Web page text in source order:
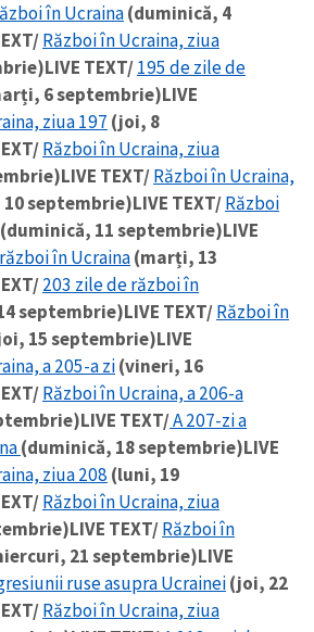
SUSȚINE
în Ucraina(duminică, 4
Război în Ucraina, ziua
LIVE TEXT/195 de zile de
6 septembrie)LIVE
ziua 197 (joi, 8
Război în Ucraina, ziua
LIVE TEXT/Război în Ucraina,
septembrie)LIVE TEXT/Război
(duminică, 11 septembrie)LIVE
în Ucraina(marți, 13
203 zile de război în
septembrie)LIVE TEXT/Război în
15 septembrie)LIVE
a 205-a zi(vineri, 16
Război în Ucraina, a 206-a
LIVE TEXT/A 207-zi a
(duminică, 18 septembrie)LIVE
ziua 208 (luni, 19
Război în Ucraina, ziua
LIVE TEXT/Război în
21 septembrie)LIVE
ruse asupra Ucrainei(joi, 22
Război în Ucraina, ziua